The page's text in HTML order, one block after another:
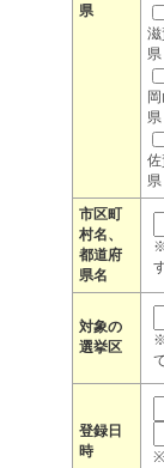
県
県
県
県
市区町
村名、
都道府
県名
対象の
選挙区
登録日
時